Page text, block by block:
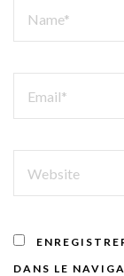
DANS LE